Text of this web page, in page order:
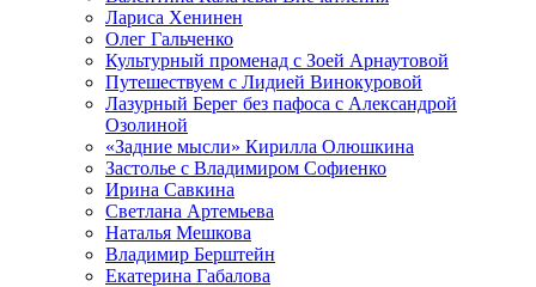
Лариса Хенинен
Олег Гальченко
Культурный променад с Зоей Арнаутовой
Путешествуем с Лидией Винокуровой
Лазурный Берег без пафоса с Александрой
Озолиной
«Задние мысли» Кирилла Олюшкина
Застолье с Владимиром Софиенко
Ирина Савкина
Светлана Артемьева
Наталья Мешкова
Владимир Берштейн
Екатерина Габалова